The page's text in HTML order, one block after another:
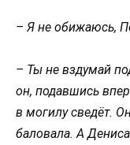
– Я не обижаюсь,
– Ты не вздумай
он, подавшись
в могилу сведёт.
баловала. А